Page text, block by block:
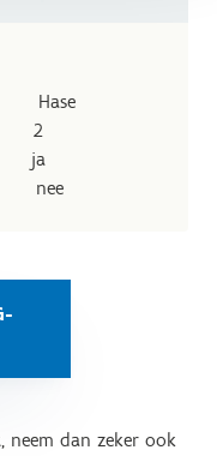
2
ja
neem dan zeker ook